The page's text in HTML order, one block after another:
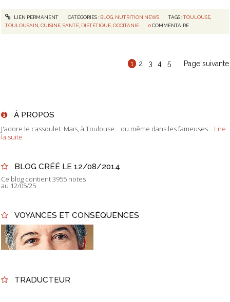
LIEN PERMANENT CATÉGORIES : BLOG, NUTRITION NEWS TAGS :TOULOUSE
TOULOUSAIN ,CUISINE ,SANTÉ DIÉTÉTIQUE ,OCCITANIE 0 COMMENTAIRE
1 2 3 4 5 Page suivante
À PROPOS
J'adore le cassoulet. Mais, à Toulouse... ou même dans les fameuses...
Lire
la suite
BLOG CRÉÉ LE 12/08/2014
Ce blog contient 3955 notes
au 12/05/25
VOYANCES ET CONSÉQUENCES
TRADUCTEUR